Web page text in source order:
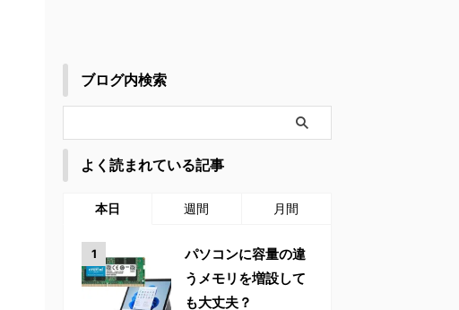
ブログ内検索
よく読まれている記事
本日 週間 月間
パソコンに容量の違
うメモリを増設して
も大丈夫？